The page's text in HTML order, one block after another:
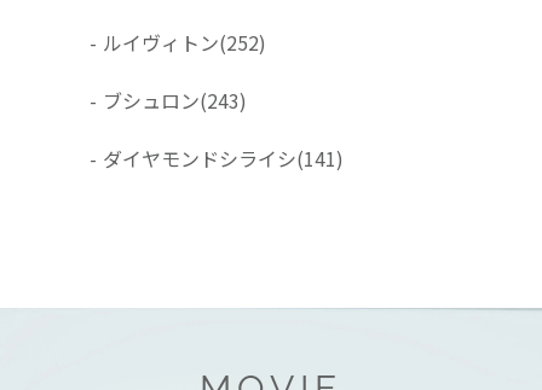
- ルイヴィトン(252)
- ブシュロン(243)
- ダイヤモンドシライシ(141)